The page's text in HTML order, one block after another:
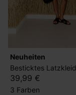
Neuheiten
Besticktes Latzkleid
39,99 €
3 Farben